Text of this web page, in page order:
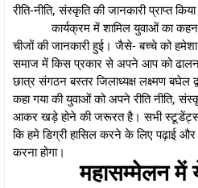
रीति-नीति, संस्कृति की जानकारी प्राप्त
कार्यक्रम में शामिल युवाओं का
चीजों की जानकारी हुई। जैसे- बच्चे को
समाज में किस प्रकार से अपने आप को
छात्र संगठन बस्तर जिलाध्यक्ष लक्ष्मण बघेल
कहा गया की युवाओं को अपने रीति नीति,
आकर खड़े होने की जरूरत है। सभी स्टूडेंट्स
कि हमे डिग्री हासिल करने के लिए पढ़ाई
करना होगा।
महासम्मेलन में